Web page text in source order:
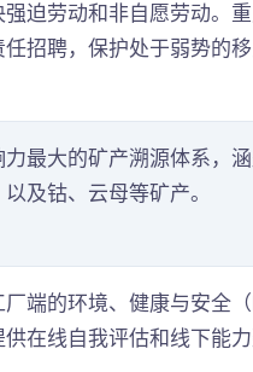
强迫劳动和非自愿劳动。
招聘，保护处于弱势的移
最大的矿产溯源体系，涵
及钴、云母等矿产。
厂端的环境、健康与安全
在线自我评估和线下能力